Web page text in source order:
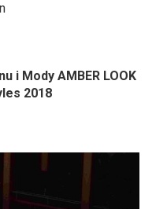
i Mody AMBER LOOK
2018